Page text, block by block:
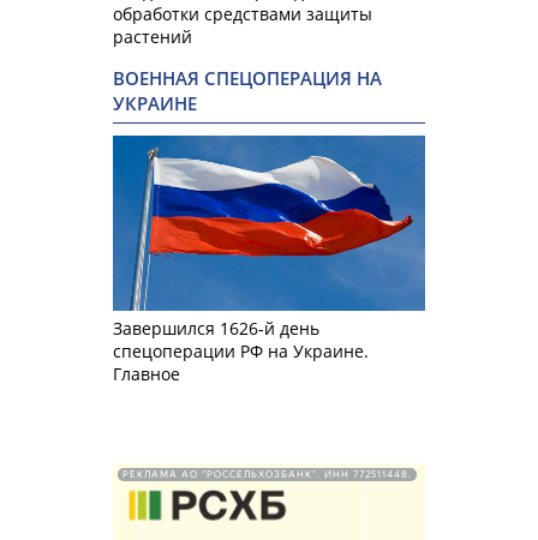
обработки средствами защиты
растений
ВОЕННАЯ СПЕЦОПЕРАЦИЯ НА
УКРАИНЕ
Завершился 1626-й день
спецоперации РФ на Украине.
Главное
РЕКЛАМА АО "РОССЕЛЬХОЗБАНК". ИНН 772511448.